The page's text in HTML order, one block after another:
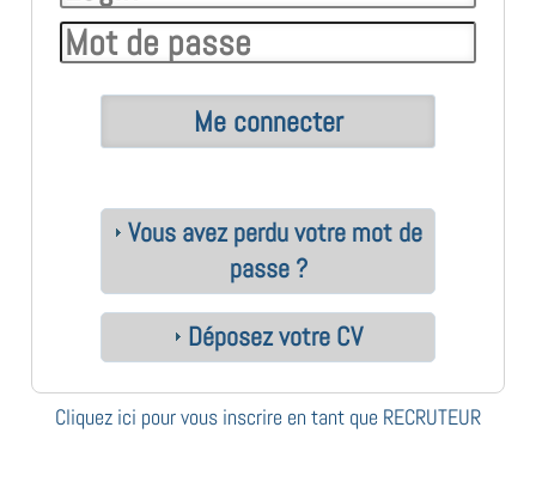
Vous avez perdu votre mot de
passe ?
Déposez votre CV
Cliquez ici pour vous inscrire en tant que RECRUTEUR